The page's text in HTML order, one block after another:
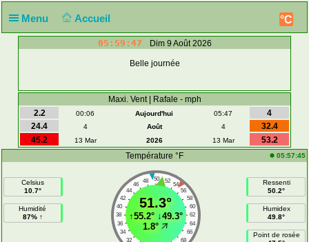
Menu Accueil °C
05:59:47 Dim 9 Août 2026
Belle journée
Maxi. Vent | Rafale - mph
2.2
00:06 Aujourd'hui 05:47
4
24.4
4 Août 4
32.4
45.2
13 Mar 2026 13 Mar
53.2
Température °F
05:57:45
Celsius
10.7°
Humidité
87% ↑
50
48 52
46
54
44
56
42
58
40
60
38
62
36
64
34
66
32
68
51.3°
↑55.2°↓49.3°
1.8°
Ressenti
50.2°
Humidex
49.8°
Point de rosée